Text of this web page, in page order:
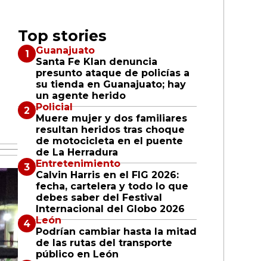
Top stories
Guanajuato
Santa Fe Klan denuncia
presunto ataque de policías a
su tienda en Guanajuato; hay
un agente herido
Policial
Muere mujer y dos familiares
resultan heridos tras choque
de motocicleta en el puente
de La Herradura
Entretenimiento
Calvin Harris en el FIG 2026:
fecha, cartelera y todo lo que
debes saber del Festival
Internacional del Globo 2026
León
Podrían cambiar hasta la mitad
de las rutas del transporte
público en León